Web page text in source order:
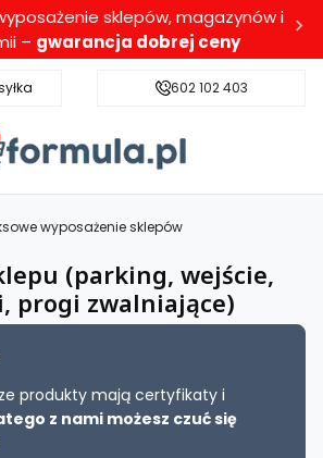
sklepów, magazynów i
– gwarancja dobrej ceny
Darmowa dostawa dla wybranych
602 102 403
wyposażenie sklepów
(parking, wejście,
progi zwalniające)
produkty mają certyfikaty i
z nami możesz czuć się